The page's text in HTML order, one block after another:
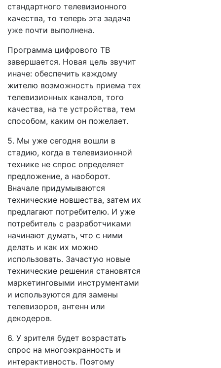
стандартного телевизионного
качества, то теперь эта задача
уже почти выполнена.
Программа цифрового ТВ
завершается. Новая цель звучит
иначе: обеспечить каждому
жителю возможность приема тех
телевизионных каналов, того
качества, на те устройства, тем
способом, каким он пожелает.
5. Мы уже сегодня вошли в
стадию, когда в телевизионной
технике не спрос определяет
предложение, а наоборот.
Вначале придумываются
технические новшества, затем их
предлагают потребителю. И уже
потребитель с разработчиками
начинают думать, что с ними
делать и как их можно
использовать. Зачастую новые
технические решения становятся
маркетинговыми инструментами
и используются для замены
телевизоров, антенн или
декодеров.
6. У зрителя будет возрастать
спрос на многоэкранность и
интерактивность. Поэтому